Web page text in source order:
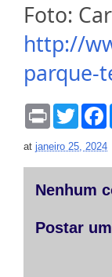
Foto:
http://
parque-
P
n
T
w
t
r
F
e
o
k
at janeiro 25, 2024
Nenhum
Postar